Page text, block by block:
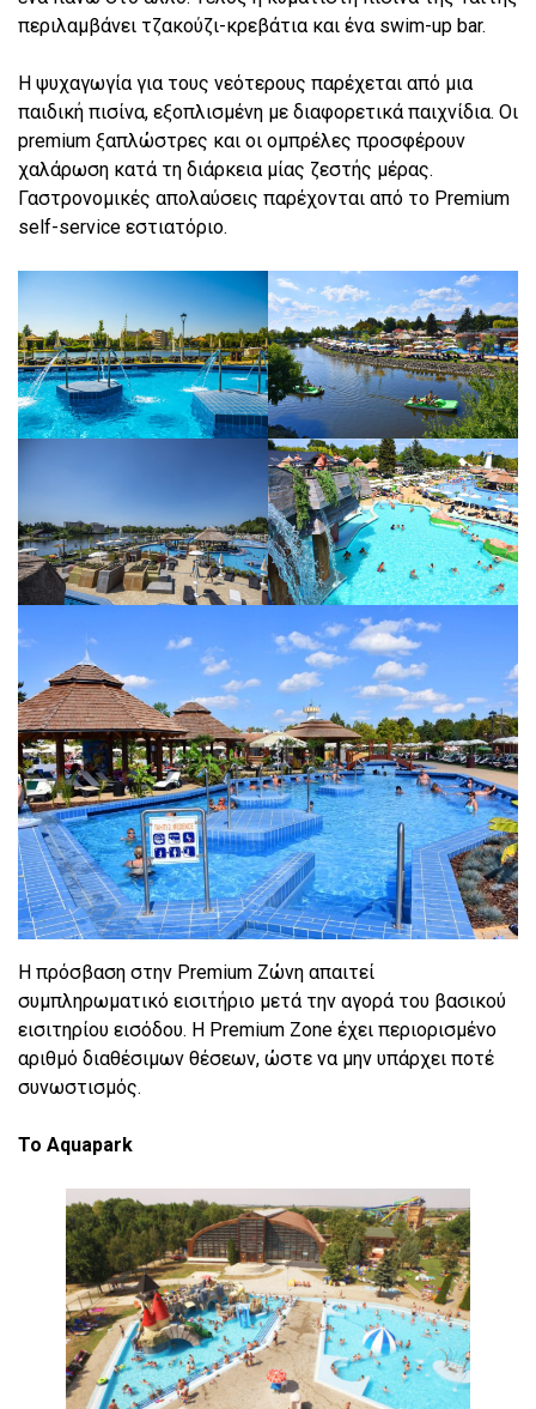
περιλαμβάνει τζακούζι-κρεβάτια και ένα swim-up bar.
Η ψυχαγωγία για τους νεότερους παρέχεται από μια
παιδική πισίνα, εξοπλισμένη με διαφορετικά παιχνίδια. Οι
premium ξαπλώστρες και οι ομπρέλες προσφέρουν
χαλάρωση κατά τη διάρκεια μίας ζεστής μέρας.
Γαστρονομικές απολαύσεις παρέχονται από το Premium
self-service εστιατόριο.
Η πρόσβαση στην Premium Ζώνη απαιτεί
συμπληρωματικό εισιτήριο μετά την αγορά του βασικού
εισιτηρίου εισόδου. Η Premium Zone έχει περιορισμένο
αριθμό διαθέσιμων θέσεων, ώστε να μην υπάρχει ποτέ
συνωστισμός.
Το Aquapark